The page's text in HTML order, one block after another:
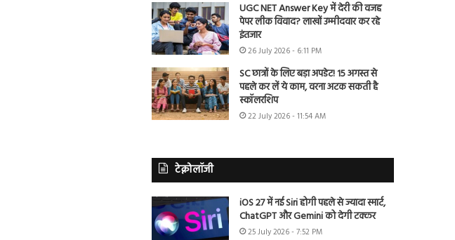
UGC NET Answer Key में देरी की वजह
पेपर लीक विवाद? लाखों उम्मीदवार कर रहे
इंतजार
26 July 2026 - 6:11 PM
SC छात्रों के लिए बड़ा अपडेट! 15 अगस्त से
पहले कर लें ये काम, वरना अटक सकती है
स्कॉलरशिप
22 July 2026 - 11:54 AM
टेक्नोलॉजी
iOS 27 में नई Siri होगी पहले से ज्यादा स्मार्ट,
ChatGPT और Gemini को देगी टक्कर
25 July 2026 - 7:52 PM